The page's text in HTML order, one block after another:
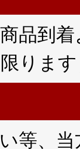
品到
りま
等、